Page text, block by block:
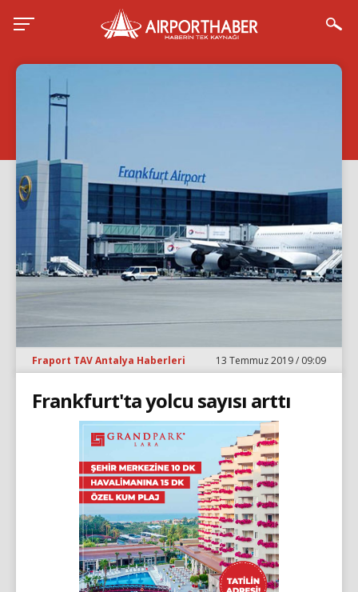
Fraport TAV Antalya Haberleri 13 Temmuz 2019 / 09:09
Frankfurt'ta yolcu sayısı arttı